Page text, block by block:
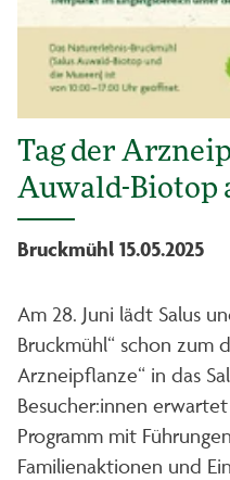
Tag der
Auwald-Biotop
Bruckmühl 15.05.2025
Am 28. Juni lädt Salus
Bruckmühl“ schon zum
Arzneipflanze“ in das
Besucher:innen
Programm mit
Familienaktionen und